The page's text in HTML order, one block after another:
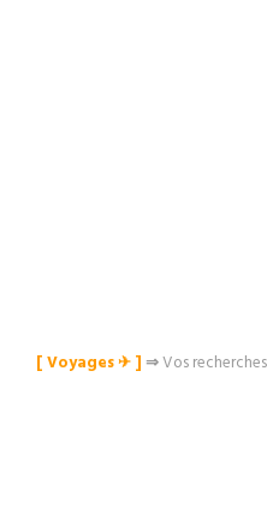
[ Voyages ✈︎ ]⇒Vos